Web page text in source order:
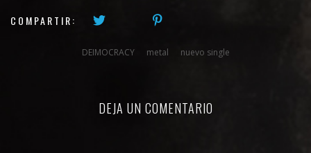
COMPARTIR:
DEIMOCRACY metal nuevo single
DEJA UN COMENTARIO